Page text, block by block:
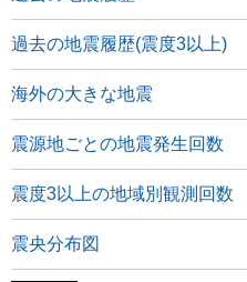
過去の地震履歴(震度3以上)
海外の大きな地震
震源地ごとの地震発生回数
震度3以上の地域別観測回数
震央分布図